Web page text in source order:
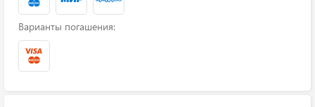
Варианты погашения: